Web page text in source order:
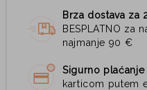
Brza dostava za
BESPLATNO za
najmanje 90 €
Sigurno plaćanje
karticom putem